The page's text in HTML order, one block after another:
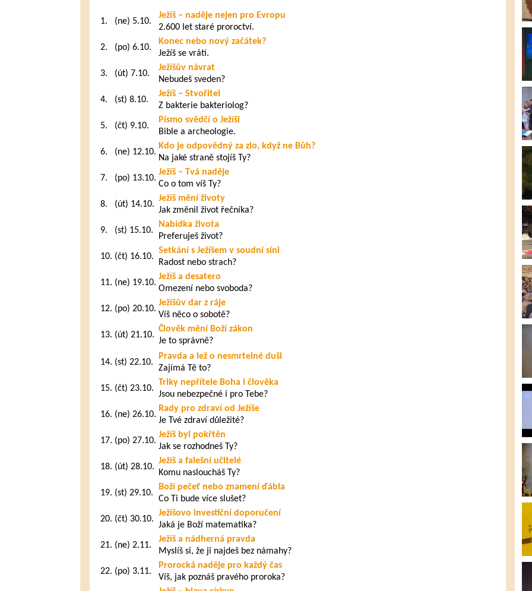
1. (ne) 5.10.
Ježíš – naděje nejen pro Evropu
2.600 let staré proroctví.
2. (po) 6.10.
Konec nebo nový začátek?
Ježíš se vrátí.
3. (út) 7.10.
Ježíšův návrat
Nebudeš sveden?
4. (st) 8.10.
Ježíš – Stvořitel
Z bakterie bakteriolog?
5. (čt) 9.10.
Písmo svědčí o Ježíši
Bible a archeologie.
6. (ne) 12.10.
Kdo je odpovědný za zlo, když ne Bůh?
Na jaké straně stojíš Ty?
7. (po) 13.10.
Ježíš – Tvá naděje
Co o tom víš Ty?
8. (út) 14.10.
Ježíš mění životy
Jak změnil život řečníka?
9. (st) 15.10.
Nabídka života
Preferuješ život?
10. (čt) 16.10.
Setkání s Ježíšem v soudní síni
Radost nebo strach?
11. (ne) 19.10.
Ježíš a desatero
Omezení nebo svoboda?
12. (po) 20.10.
Ježíšův dar z ráje
Víš něco o sobotě?
13. (út) 21.10.
Člověk mění Boží zákon
Je to správně?
14. (st) 22.10.
Pravda a lež o nesmrtelné duši
Zajímá Tě to?
15. (čt) 23.10.
Triky nepřítele Boha i člověka
Jsou nebezpečné i pro Tebe?
16. (ne) 26.10.
Rady pro zdraví od Ježíše
Je Tvé zdraví důležité?
17. (po) 27.10.
Ježíš byl pokřtěn
Jak se rozhodneš Ty?
18. (út) 28.10.
Ježíš a falešní učitelé
Komu nasloucháš Ty?
19. (st) 29.10.
Boží pečeť nebo znamení ďábla
Co Ti bude více slušet?
20. (čt) 30.10.
Ježíšovo investiční doporučení
Jaká je Boží matematika?
21. (ne) 2.11.
Ježíš a nádherná pravda
Myslíš si, že ji najdeš bez námahy?
22. (po) 3.11.
Prorocká naděje pro každý čas
Víš, jak poznáš pravého proroka?